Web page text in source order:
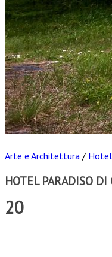
Arte e Architettura /
HOTEL PARADISO
20